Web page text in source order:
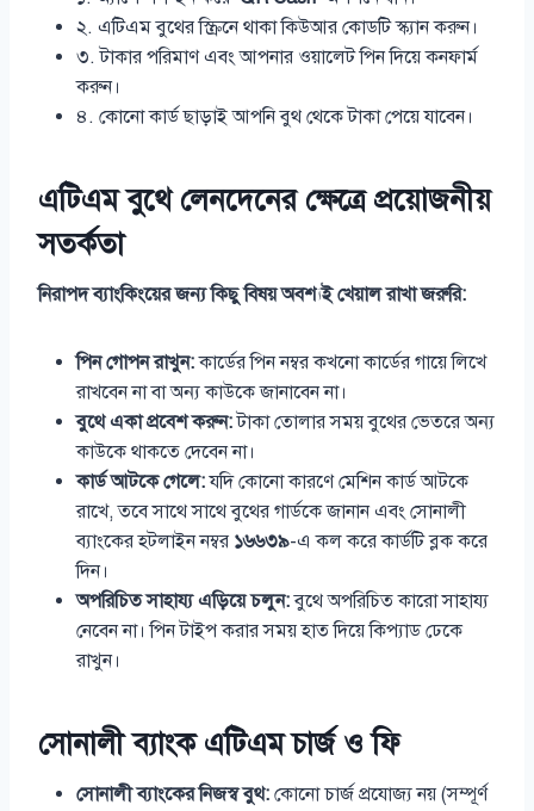
২. এটিএম বুথের স্ক্রিনে থাকা কিউআর কোডটি স্ক্যান করুন।
৩. টাকার পরিমাণ এবং আপনার ওয়ালেট পিন দিয়ে কনফার্ম
করুন।
৪. কোনো কার্ড ছাড়াই আপনি বুথ থেকে টাকা পেয়ে যাবেন।
এটিএম বুথে লেনদেনের ক্ষেত্রে প্রয়োজনীয়
সতর্কতা
নিরাপদ ব্যাংকিংয়ের জন্য কিছু বিষয় অবশ্যই খেয়াল রাখা জরুরি:
পিন গোপন রাখুন:কার্ডের পিন নম্বর কখনো কার্ডের গায়ে লিখে
রাখবেন না বা অন্য কাউকে জানাবেন না।
বুথে একা প্রবেশ করুন:টাকা তোলার সময় বুথের ভেতরে অন্য
কাউকে থাকতে দেবেন না।
কার্ড আটকে গেলে:যদি কোনো কারণে মেশিন কার্ড আটকে
রাখে, তবে সাথে সাথে বুথের গার্ডকে জানান এবং সোনালী
ব্যাংকের হটলাইন নম্বর ১৬৬৩৯-এ কল করে কার্ডটি ব্লক করে
দিন।
অপরিচিত সাহায্য এড়িয়ে চলুন:বুথে অপরিচিত কারো সাহায্য
নেবেন না। পিন টাইপ করার সময় হাত দিয়ে কিপ্যাড ঢেকে
রাখুন।
সোনালী ব্যাংক এটিএম চার্জ ও ফি
সোনালী ব্যাংকের নিজস্ব বুথ: কোনো চার্জ প্রযোজ্য নয় (সম্পূর্ণ